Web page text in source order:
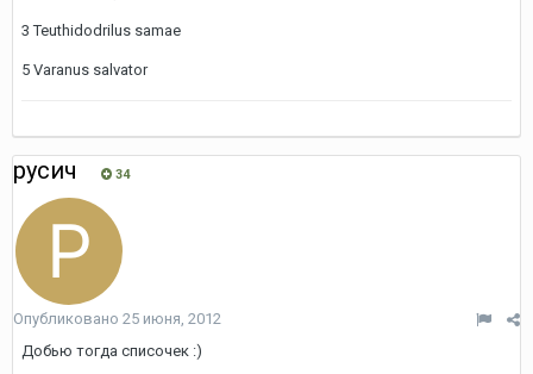
3 Teuthidodrilus samae
5 Varanus salvator
русич 34
Опубликовано 25 июня, 2012
Добью тогда списочек :)